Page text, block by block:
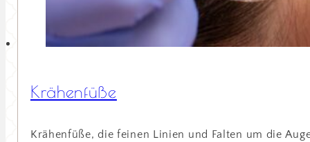
Krähenfüße
Krähenfüße, die feinen Linien und Falten um die